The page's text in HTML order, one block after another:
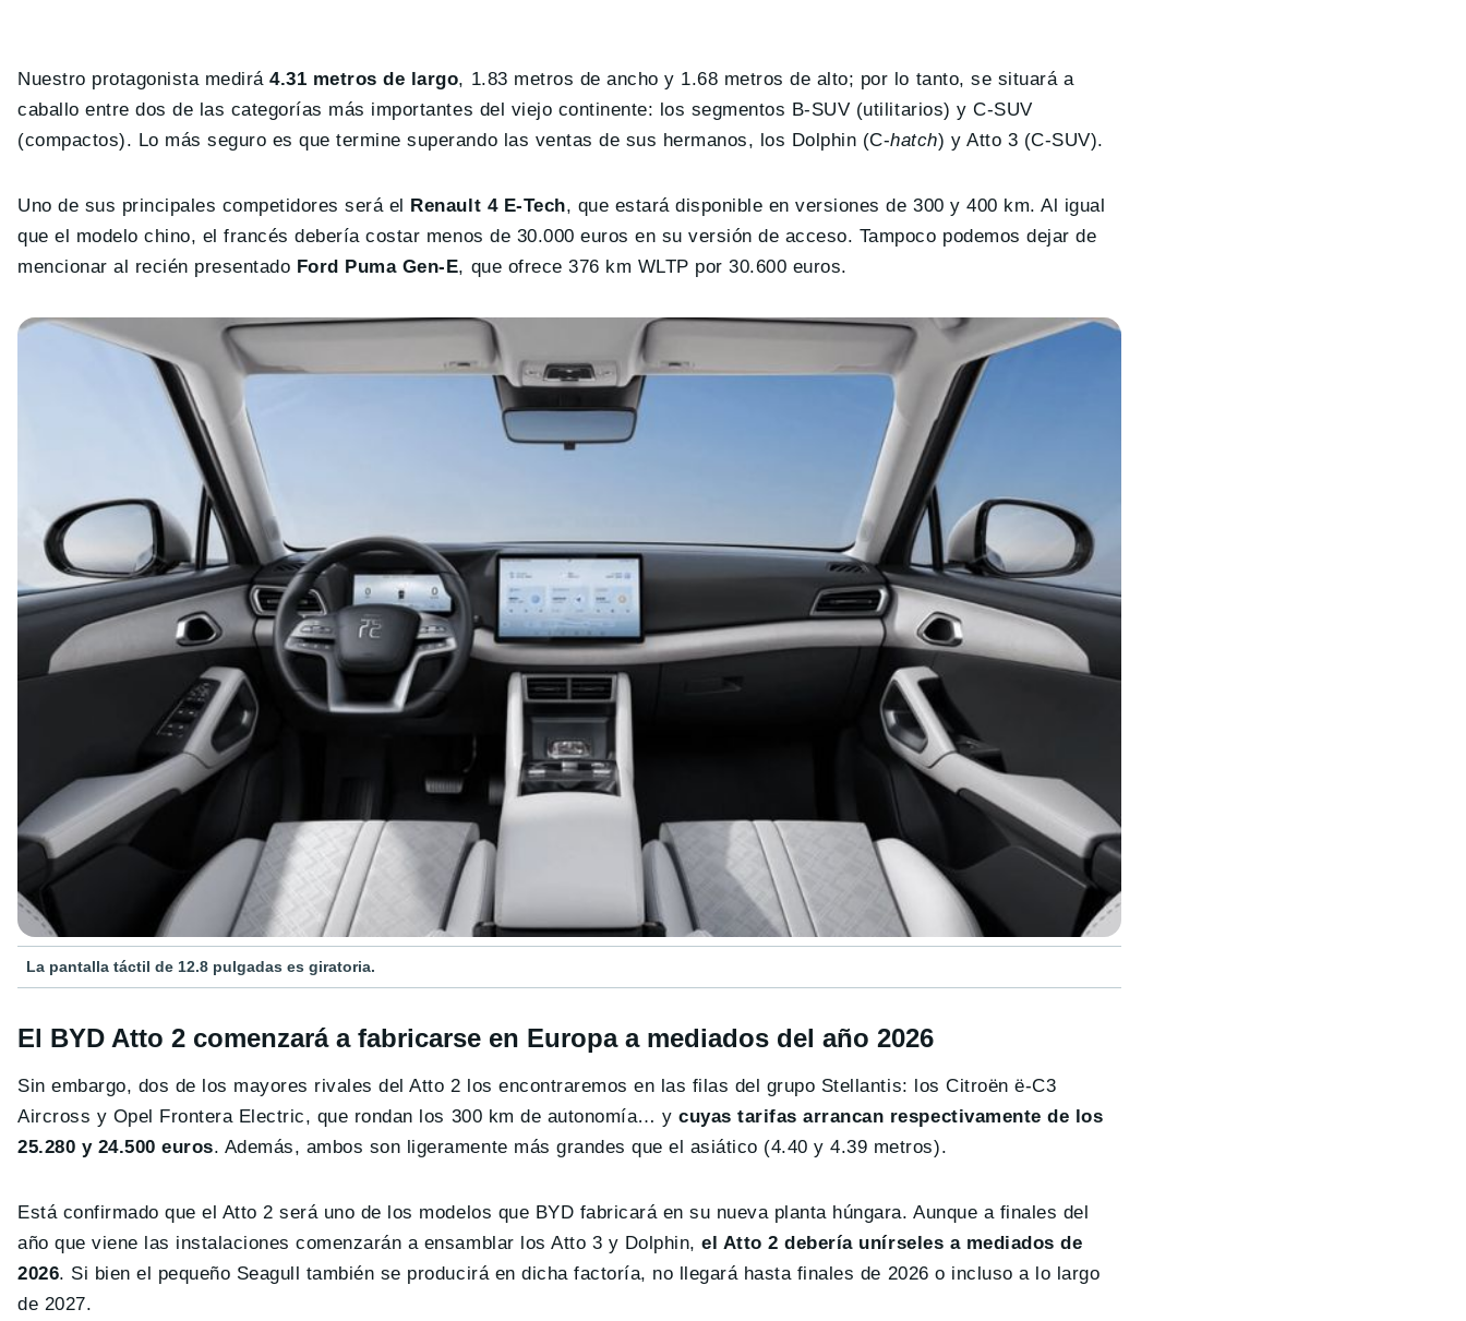
Nuestro protagonista medirá4.31 metros de largo, 1.83 metros de ancho y 1.68 metros de alto; por lo tanto, se situará a
caballo entre dos de las categorías más importantes del viejo continente: los segmentos B-SUV (utilitarios) y C-SUV
(compactos). Lo más seguro es que termine superando las ventas de sus hermanos, los Dolphin (C-hatch) y Atto 3 (C-SUV).
Uno de sus principales competidores será el Renault 4 E-Tech, que estará disponible en versiones de 300 y 400 km. Al igual
que el modelo chino, el francés debería costar menos de 30.000 euros en su versión de acceso. Tampoco podemos dejar de
mencionar al recién presentado Ford Puma Gen-E, que ofrece 376 km WLTP por 30.600 euros.
La pantalla táctil de 12.8 pulgadas es giratoria.
El BYD Atto 2 comenzará a fabricarse en Europa a mediados del año 2026
Sin embargo, dos de los mayores rivales del Atto 2 los encontraremos en las filas del grupo Stellantis: los Citroën ë-C3
Aircross y Opel Frontera Electric, que rondan los 300 km de autonomía… ycuyas tarifas arrancan respectivamente de los
25.280 y 24.500 euros. Además, ambos son ligeramente más grandes que el asiático (4.40 y 4.39 metros).
Está confirmado que el Atto 2 será uno de los modelos que BYD fabricará en su nueva planta húngara. Aunque a finales del
año que viene las instalaciones comenzarán a ensamblar los Atto 3 y Dolphin,el Atto 2 debería unírseles a mediados de
2026. Si bien el pequeño Seagull también se producirá en dicha factoría, no llegará hasta finales de 2026 o incluso a lo largo
de 2027.